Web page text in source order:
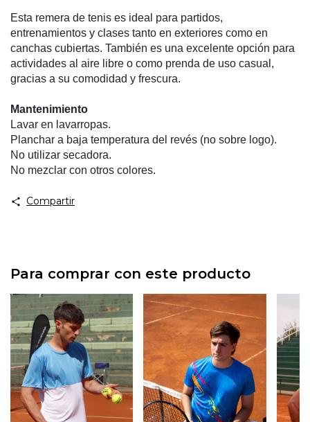
Esta remera de tenis es ideal para partidos,
entrenamientos y clases tanto en exteriores como en
canchas cubiertas. También es una excelente opción para
actividades al aire libre o como prenda de uso casual,
gracias a su comodidad y frescura.
Mantenimiento
Lavar en lavarropas.
Planchar a baja temperatura del revés (no sobre logo).
No utilizar secadora.
No mezclar con otros colores.
Compartir
Para comprar con este producto